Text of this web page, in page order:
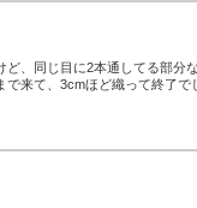
ど、同じ目に2本通してる部分
来て、3cmほど織って終了で